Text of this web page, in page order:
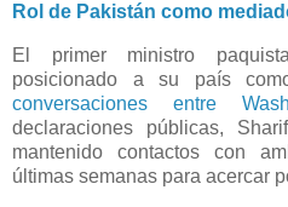
Rol de Pakistán como
El primer ministro
posicionado a su país
conversaciones entre
declaraciones públicas,
mantenido contactos con
últimas semanas para acercar